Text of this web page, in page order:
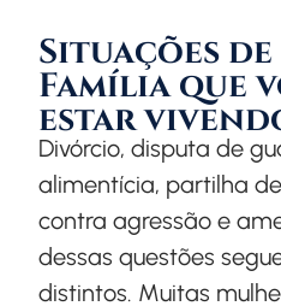
Situações
Família que
estar
Divórcio, disputa de
alimentícia, partilha
contra agressão e
dessas questões
distintos. Muitas